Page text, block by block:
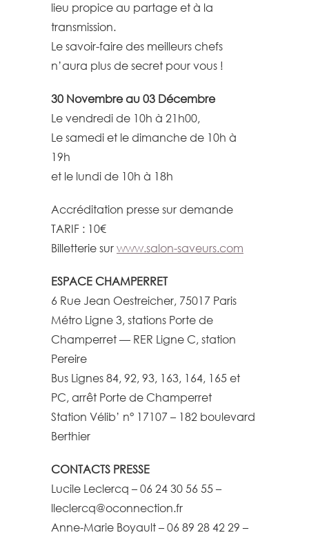
lieu propice au partage et à la
transmission.
Le savoir-faire des meilleurs chefs
n’aura plus de secret pour vous !
30 Novembre au 03 Décembre
Le vendredi de 10h à 21h00,
Le samedi et le dimanche de 10h à
19h
et le lundi de 10h à 18h
Accréditation presse sur demande
TARIF : 10€
Billetterie surwww.salon-saveurs.com
ESPACE CHAMPERRET
6 Rue Jean Oestreicher, 75017 Paris
Métro Ligne 3, stations Porte de
Champerret — RER Ligne C, station
Pereire
Bus Lignes 84, 92, 93, 163, 164, 165 et
PC, arrêt Porte de Champerret
Station Vélib’ n° 17107 – 182 boulevard
Berthier
CONTACTS PRESSE
Lucile Leclercq – 06 24 30 56 55 –
lleclercq@oconnection.fr
Anne-Marie Boyault – 06 89 28 42 29 –